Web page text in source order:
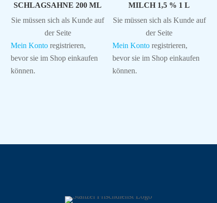
SCHLAGSAHNE 200 ML
Sie müssen sich als Kunde auf
der Seite
Mein Konto registrieren,
bevor sie im Shop einkaufen
können.
MILCH 1,5 % 1 L
Sie müssen sich als Kunde auf
der Seite
Mein Konto registrieren,
bevor sie im Shop einkaufen
können.